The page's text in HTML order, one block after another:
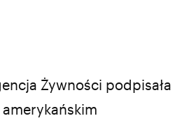
Żywności podpisała